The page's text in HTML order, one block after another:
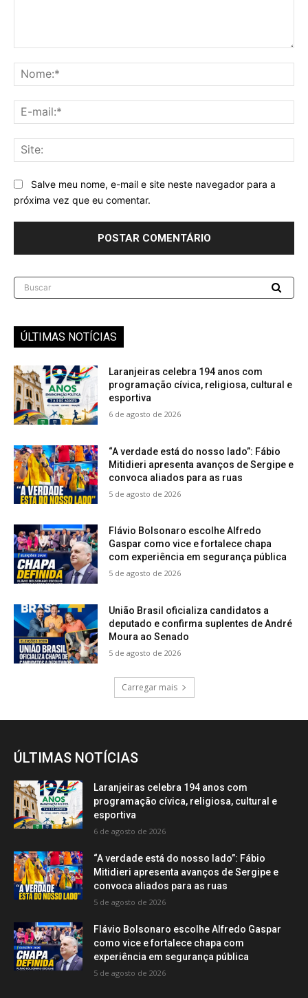
Salve meu nome, e-mail e site neste navegador para a
próxima vez que eu comentar.
Buscar
ÚLTIMAS NOTÍCIAS
Laranjeiras celebra 194 anos com
programação cívica, religiosa, cultural e
esportiva
6 de agosto de 2026
“A verdade está do nosso lado”: Fábio
Mitidieri apresenta avanços de Sergipe e
convoca aliados para as ruas
5 de agosto de 2026
Flávio Bolsonaro escolhe Alfredo
Gaspar como vice e fortalece chapa
com experiência em segurança pública
5 de agosto de 2026
União Brasil oficializa candidatos a
deputado e confirma suplentes de André
Moura ao Senado
5 de agosto de 2026
Carregar mais
ÚLTIMAS NOTÍCIAS
Laranjeiras celebra 194 anos com
programação cívica, religiosa, cultural e
esportiva
6 de agosto de 2026
“A verdade está do nosso lado”: Fábio
Mitidieri apresenta avanços de Sergipe e
convoca aliados para as ruas
5 de agosto de 2026
Flávio Bolsonaro escolhe Alfredo Gaspar
como vice e fortalece chapa com
experiência em segurança pública
5 de agosto de 2026